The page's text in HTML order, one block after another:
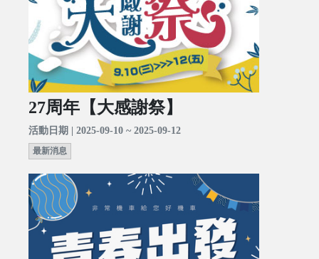
27周年【大感謝祭】
活動日期 | 2025-09-10 ~ 2025-09-12
最新消息